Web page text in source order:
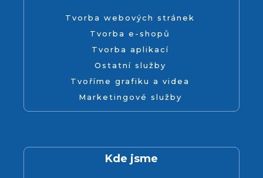
Tvorba webových stránek
Tvorba e-shopů
Tvorba aplikací
Ostatní služby
Tvoříme grafiku a videa
Marketingové služby
Kde jsme